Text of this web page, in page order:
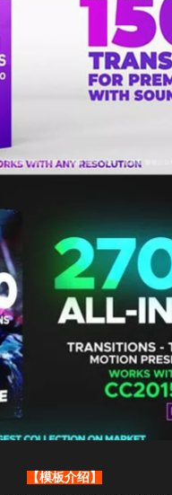
【模板介绍】